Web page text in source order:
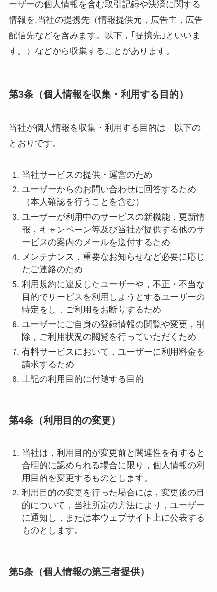
ーザーの個人情報を含む取引記録や決済に関する
情報を,当社の提携先（情報提供元，広告主，広告
配信先などを含みます。以下，｢提携先｣といいま
す。）などから収集することがあります。
第3条（個人情報を収集・利用する目的）
当社が個人情報を収集・利用する目的は，以下の
とおりです。
当社サービスの提供・運営のため
ユーザーからのお問い合わせに回答するため
（本人確認を行うことを含む）
ユーザーが利用中のサービスの新機能，更新情
報，キャンペーン等及び当社が提供する他のサ
ービスの案内のメールを送付するため
メンテナンス，重要なお知らせなど必要に応じ
たご連絡のため
利用規約に違反したユーザーや，不正・不当な
目的でサービスを利用しようとするユーザーの
特定をし，ご利用をお断りするため
ユーザーにご自身の登録情報の閲覧や変更，削
除，ご利用状況の閲覧を行っていただくため
有料サービスにおいて，ユーザーに利用料金を
請求するため
上記の利用目的に付随する目的
第4条（利用目的の変更）
当社は，利用目的が変更前と関連性を有すると
合理的に認められる場合に限り，個人情報の利
用目的を変更するものとします。
利用目的の変更を行った場合には，変更後の目
的について，当社所定の方法により，ユーザー
に通知し，または本ウェブサイト上に公表する
ものとします。
第5条（個人情報の第三者提供）